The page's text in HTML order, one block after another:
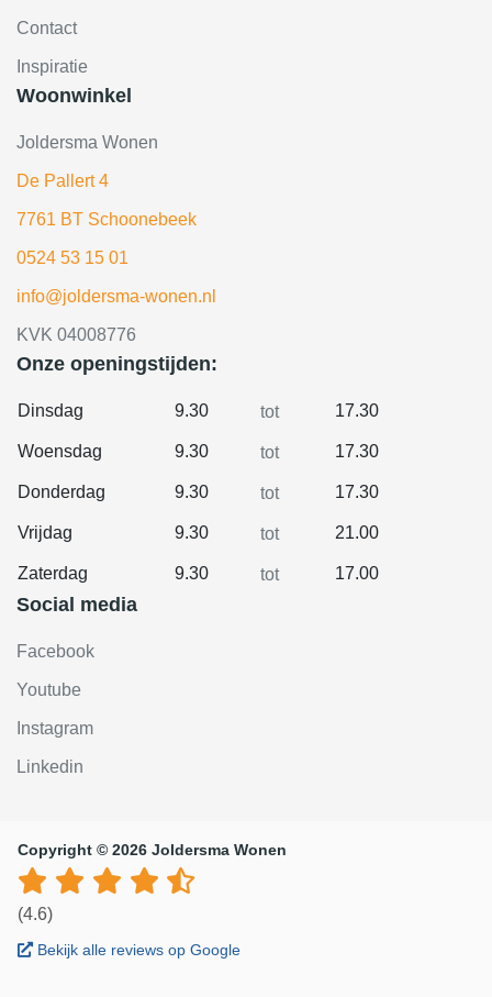
Contact
Inspiratie
Woonwinkel
Joldersma Wonen
De Pallert 4
7761 BT Schoonebeek
0524 53 15 01
info@joldersma-wonen.nl
KVK 04008776
Onze openingstijden:
Dinsdag 9.30 tot 17.30
Woensdag 9.30 tot 17.30
Donderdag 9.30 tot 17.30
Vrijdag 9.30 tot 21.00
Zaterdag 9.30 tot 17.00
Social media
Facebook
Youtube
Instagram
Linkedin
Copyright © 2026 Joldersma Wonen
(4.6)
Bekijk alle reviews op Google